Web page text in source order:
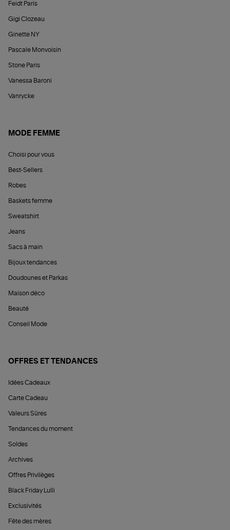
Feidt Paris
Gigi Clozeau
Ginette NY
Pascale Monvoisin
Stone Paris
Vanessa Baroni
Vanrycke
MODE FEMME
Choisi pour vous
Best-Sellers
Robes
Baskets femme
Sweatshirt
Jeans
Sacs à main
Bijoux tendances
Doudounes et Parkas
Maison déco
Beauté
Conseil Mode
OFFRES ET TENDANCES
Idées Cadeaux
Carte Cadeau
Valeurs Sûres
Tendances du moment
Soldes
Archives
Offres Privilèges
Black Friday Lulli
Exclusivités
Fête des mères